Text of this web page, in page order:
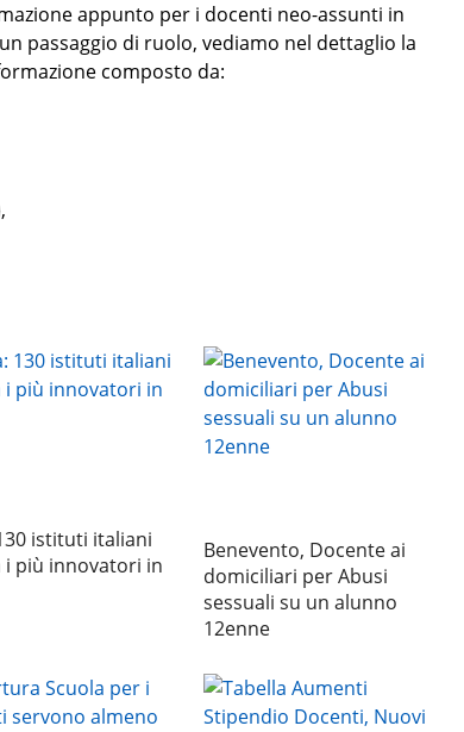
appunto per i docenti neo-assunti in
passaggio di ruolo, vediamo nel dettaglio la
composto da:
istituti italiani
più innovatori in
Benevento, Docente ai
domiciliari per Abusi
sessuali su un alunno
12enne